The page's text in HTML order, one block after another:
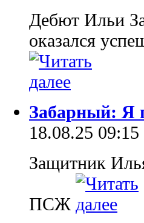
Дебют Ильи
оказался
Забарный: Я
18.08.25 09:15
Защитник
ПСЖ